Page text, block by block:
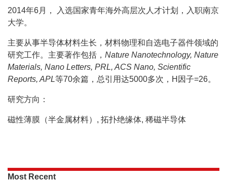
2014年6月， 入选国家青年海外高层次人才计划，入职南京
大学。
主要从事半导体材料生长，材料物理和自选电子器件领域的
研究工作。主要著作包括， Nature Nanotechnology, Nature
Materials, Nano Letters, PRL, ACS Nano, Scientific
Reports, APL等70余篇，总引用达5000多次，H因子=26。
研究方向：
磁性薄膜（半金属材料）, 拓扑绝缘体, 稀磁半导体
Most Recent